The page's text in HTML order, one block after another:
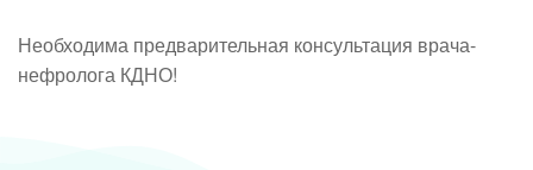
Необходима предварительная консультация врача-
нефролога КДНО!